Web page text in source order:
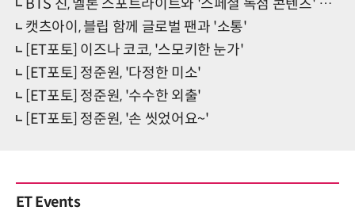
BTS 진, 멜론 스포트라이트와 '스페셜 독점 콘텐츠' 공개
캣츠아이, 블립 함께 글로벌 팬과 '소통'
[ET포토] 이즈나 코코, '스모키한 눈가'
[ET포토] 정준원, '다정한 미소'
[ET포토] 정준원, '수수한 외출'
[ET포토] 정준원, '손 씻었어요~'
ET Events